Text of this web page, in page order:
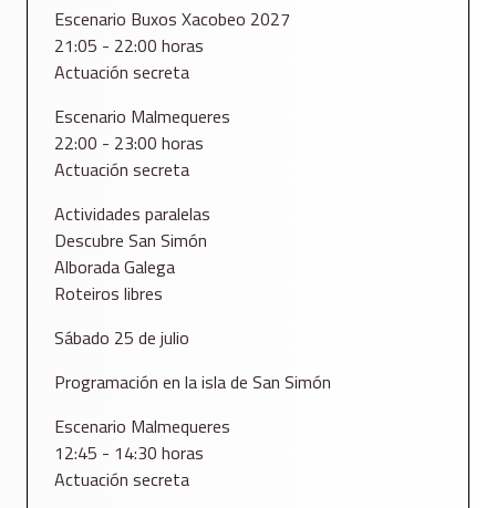
Escenario Buxos Xacobeo 2027
21:05 - 22:00 horas
Actuación secreta
Escenario Malmequeres
22:00 - 23:00 horas
Actuación secreta
Actividades paralelas
Descubre San Simón
Alborada Galega
Roteiros libres
Sábado 25 de julio
Programación en la isla de San Simón
Escenario Malmequeres
12:45 - 14:30 horas
Actuación secreta